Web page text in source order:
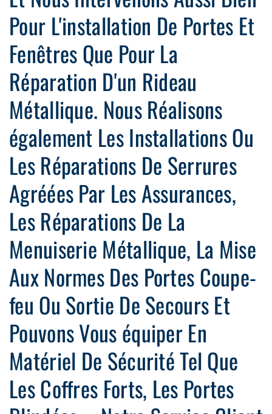
Pour L'installation De Portes Et
Fenêtres Que Pour La
Réparation D'un Rideau
Métallique. Nous Réalisons
également Les Installations Ou
Les Réparations De Serrures
Agréées Par Les Assurances,
Les Réparations De La
Menuiserie Métallique, La Mise
Aux Normes Des Portes Coupe-
feu Ou Sortie De Secours Et
Pouvons Vous équiper En
Matériel De Sécurité Tel Que
Les Coffres Forts, Les Portes